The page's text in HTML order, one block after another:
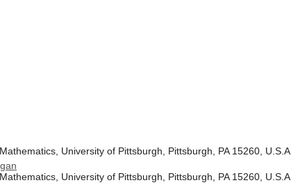
University of Pittsburgh, Pittsburgh, PA 15260, U.S.A.
University of Pittsburgh, Pittsburgh, PA 15260, U.S.A.